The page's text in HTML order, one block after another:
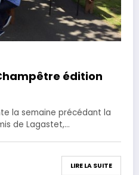
édition
la semaine précédant la
de Lagastet,…
LIRE LA SUITE